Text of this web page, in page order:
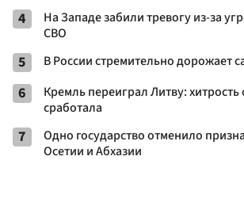
4
На Западе забили тревогу из-за
СВО
5 В России стремительно дорожает
6
Кремль переиграл Литву:
сработала
7
Одно государство отменило
Осетии и Абхазии